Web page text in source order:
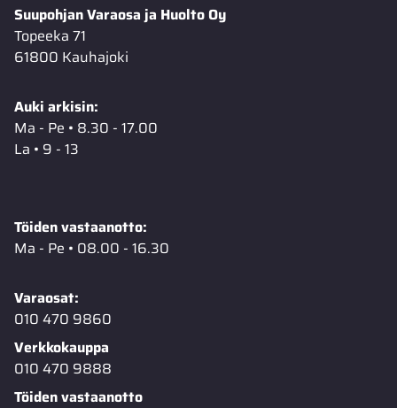
Suupohjan Varaosa ja Huolto Oy
Topeeka 71
61800 Kauhajoki
Auki arkisin:
Ma - Pe • 8.30 - 17.00
La • 9 - 13
Töiden vastaanotto:
Ma - Pe • 08.00 - 16.30
Varaosat:
010 470 9860
Verkkokauppa
010 470 9888
Töiden vastaanotto